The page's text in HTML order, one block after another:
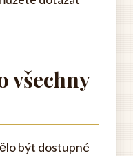
všechny
být dostupné